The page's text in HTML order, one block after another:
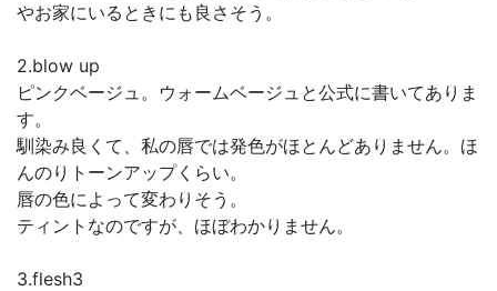
やお家にいるときにも良さそう。
2.blow up
ピンクベージュ。ウォームベージュと公式に書いてありま
す。
馴染み良くて、私の唇では発色がほとんどありません。ほ
んのりトーンアップくらい。
唇の色によって変わりそう。
ティントなのですが、ほぼわかりません。
3.flesh3